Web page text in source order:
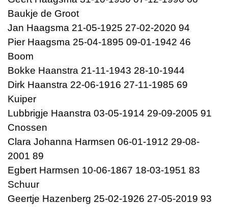
Baukje de Groot
Jan Haagsma 21-05-1925 27-02-2020 94
Pier Haagsma 25-04-1895 09-01-1942 46
Boom
Bokke Haanstra 21-11-1943 28-10-1944
Dirk Haanstra 22-06-1916 27-11-1985 69
Kuiper
Lubbrigje Haanstra 03-05-1914 29-09-2005 91
Cnossen
Clara Johanna Harmsen 06-01-1912 29-08-
2001 89
Egbert Harmsen 10-06-1867 18-03-1951 83
Schuur
Geertje Hazenberg 25-02-1926 27-05-2019 93